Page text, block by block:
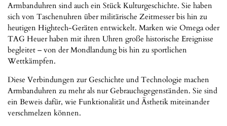
Armbanduhren sind auch ein Stück Kulturgeschichte. Sie haben
sich von Taschenuhren über militärische Zeitmesser bis hin zu
heutigen Hightech-Geräten entwickelt. Marken wie Omega oder
TAG Heuer haben mit ihren Uhren große historische Ereignisse
begleitet – von der Mondlandung bis hin zu sportlichen
Wettkämpfen.
Diese Verbindungen zur Geschichte und Technologie machen
Armbanduhren zu mehr als nur Gebrauchsgegenständen. Sie sind
ein Beweis dafür, wie Funktionalität und Ästhetik miteinander
verschmelzen können.